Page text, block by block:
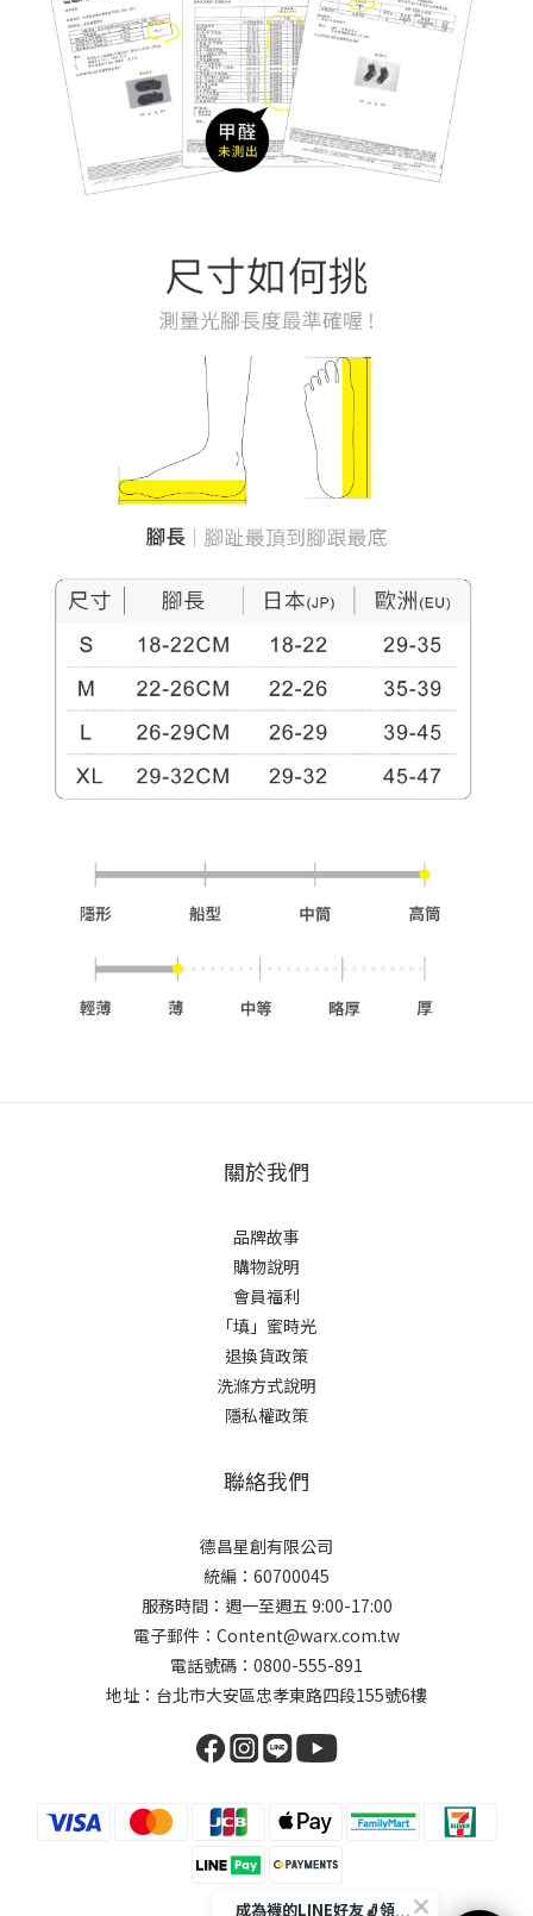
關於我們
品牌故事
購物說明
會員福利
「填」蜜時光
退換貨政策
洗滌方式說明
隱私權政策
聯絡我們
德昌星創有限公司
統編：60700045
服務時間：週一至週五 9:00-17:00
電子郵件：Content@warx.com.tw
電話號碼：0800-555-891
地址：台北市大安區忠孝東路四段155號6樓
成為襪的LINE好友🧦領取$50折扣碼